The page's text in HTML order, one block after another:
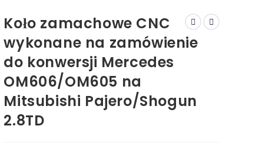
Koło zamachowe CNC
wykonane na zamówienie
do konwersji Mercedes
OM606/OM605 na
Mitsubishi Pajero/Shogun
2.8TD